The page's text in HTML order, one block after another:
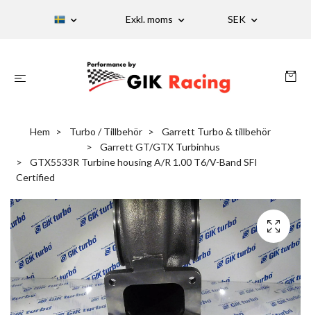
Exkl. moms SEK
Hem Turbo / Tillbehör
Garrett Turbo & tillbehör
Garrett GT/GTX Turbinhus
GTX5533R Turbine housing A/R 1.00 T6/V-Band SFI
Certified